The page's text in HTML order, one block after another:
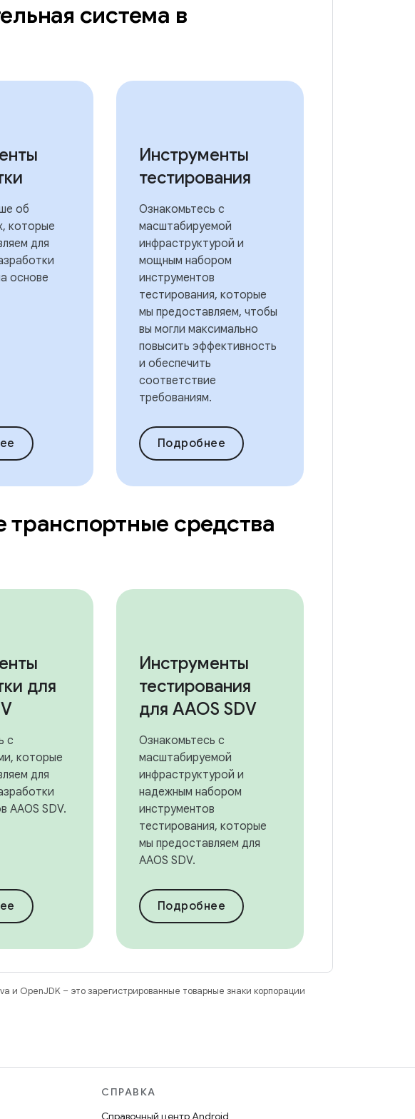
система в
об
которые
для
основе
Инструменты
тестирования
Ознакомьтесь с
масштабируемой
инфраструктурой и
мощным набором
инструментов
тестирования, которые
мы предоставляем, чтобы
вы могли максимально
повысить эффективность
и обеспечить
соответствие
требованиям.
Подробнее
средства
для
с
которые
для
AAOS SDV.
Инструменты
тестирования
для AAOS SDV
Ознакомьтесь с
масштабируемой
инфраструктурой и
надежным набором
инструментов
тестирования, которые
мы предоставляем для
AAOS SDV.
Подробнее
и OpenJDK – это зарегистрированные товарные знаки корпорации
СПРАВКА
Справочный центр Android